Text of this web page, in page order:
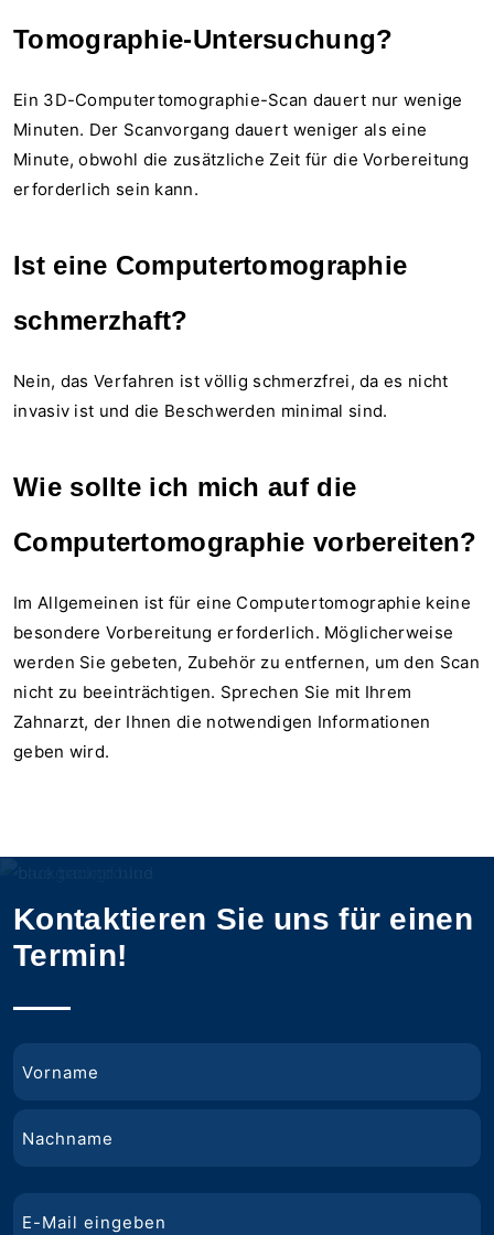
Tomographie-Untersuchung?
Ein 3D-Computertomographie-Scan dauert nur wenige
Minuten. Der Scanvorgang dauert weniger als eine
Minute, obwohl die zusätzliche Zeit für die Vorbereitung
erforderlich sein kann.
Ist eine Computertomographie
schmerzhaft?
Nein, das Verfahren ist völlig schmerzfrei, da es nicht
invasiv ist und die Beschwerden minimal sind.
Wie sollte ich mich auf die
Computertomographie vorbereiten?
Im Allgemeinen ist für eine Computertomographie keine
besondere Vorbereitung erforderlich. Möglicherweise
werden Sie gebeten, Zubehör zu entfernen, um den Scan
nicht zu beeinträchtigen. Sprechen Sie mit Ihrem
Zahnarzt, der Ihnen die notwendigen Informationen
geben wird.
Kontaktieren Sie uns für einen
Termin!